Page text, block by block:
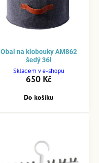
Obal na klobouky AM862
šedý 36l
Skladem v e-shopu
650 Kč
Do košíku